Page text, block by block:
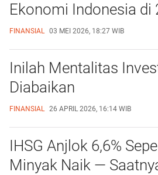
Ekonomi Indonesia di
FINANSIAL 03 MEI 2026, 18:27 WIB
Inilah Mentalitas
Diabaikan
FINANSIAL 26 APRIL 2026, 16:14 WIB
IHSG Anjlok 6,6%
Minyak Naik —